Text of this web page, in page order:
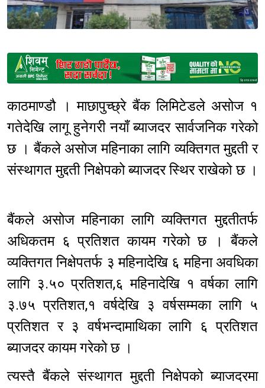
Sponsored
काठमाण्डौ । माछापुच्छ्रे बैंक लिमिटेडले असोज १
गतेदेखि लागू हुनेगरी नयाँ ब्याजदर सार्वजनिक गरेको
छ । बैंकले असोज महिनाका लागि व्यक्तिगत मुद्दती र
संस्थागत मुद्दती निक्षेपको ब्याजदर स्थिर राखेको छ ।
बैंकले असोज महिनाका लागि व्यक्तिगत मुद्दतीतर्फ
अधिकतम ६ प्रतिशत कायम गरेको छ । बैंकले
व्यक्तिगत निक्षेपतर्फ ३ महिनादेखि ६ महिना अवधिका
लागि ३.५० प्रतिशत,६ महिनादेखि १ वर्षका लागि
३.७५ प्रतिशत,१ वर्षदेखि ३ वर्षसम्मका लागि ५
प्रतिशत र ३ वर्षभन्दामाथिका लागि ६ प्रतिशत
ब्याजदर कायम गरेको छ ।
त्यस्तै बैंकले संस्थागत मुद्दती निक्षेपको ब्याजदरमा